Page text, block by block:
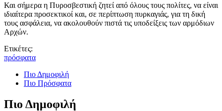
Και σήμερα η Πυροσβεστική ζητεί από όλους τους πολίτες, να είναι
ιδιαίτερα προσεκτικοί και, σε περίπτωση πυρκαγιάς, για τη δική
τους ασφάλεια, να ακολουθούν πιστά τις υποδείξεις των αρμόδιων
Αρχών.
Ετικέτες:
πρόσφατα
Πιο Δημοφιλή
Πιο Πρόσφατα
Πιο Δημοφιλή